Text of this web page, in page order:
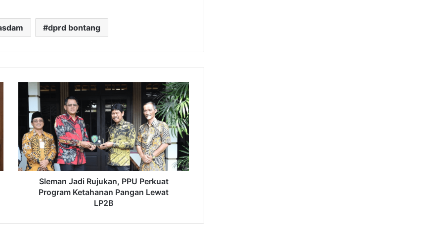
dprd bontang
Jadi
Rujukan,
Perkuat
Program
Ketahanan
Pangan
Lewat
Sleman Jadi Rujukan, PPU Perkuat
Program Ketahanan Pangan Lewat
LP2B